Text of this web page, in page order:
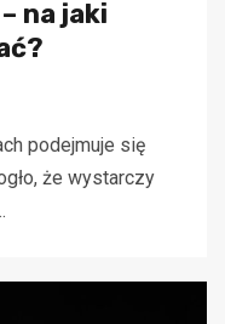
na jaki
podejmuje się
że wystarczy